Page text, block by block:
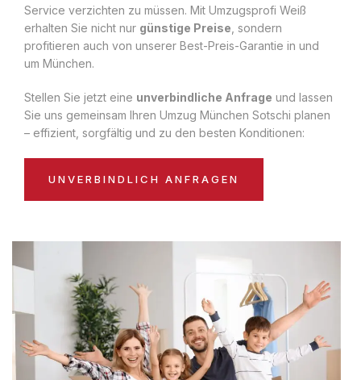
Service verzichten zu müssen. Mit Umzugsprofi Weiß
erhalten Sie nicht nur günstige Preise , sondern
profitieren auch von unserer Best-Preis-Garantie in und
um München.
Stellen Sie jetzt eine unverbindliche Anfrage und lassen
Sie uns gemeinsam Ihren Umzug München Sotschi planen
– effizient, sorgfältig und zu den besten Konditionen:
UNVERBINDLICH ANFRAGEN